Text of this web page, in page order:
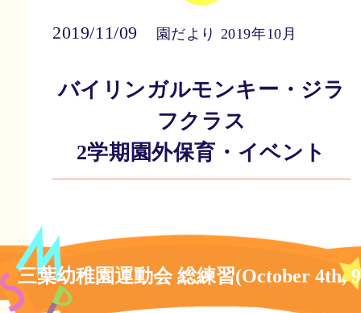
2019/11/09 園だより 2019年10月
バイリンガルモンキー・ジラ
フクラス
2学期園外保育・イベント
三葉幼稚園運動会 総練習(October 4th,